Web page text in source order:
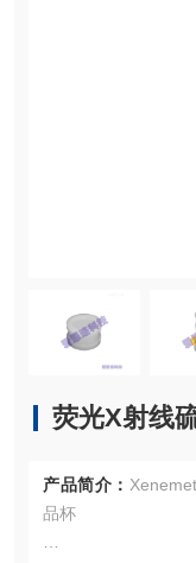
荧光X射线
产品简介：
品杯